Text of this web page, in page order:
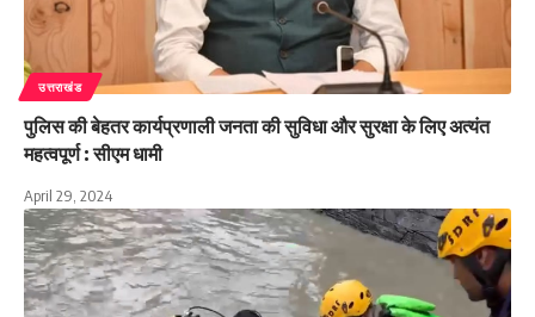
उत्तराखंड
पुलिस की बेहतर कार्यप्रणाली जनता की सुविधा और सुरक्षा के लिए अत्यंत
महत्वपूर्ण : सीएम धामी
April 29, 2024